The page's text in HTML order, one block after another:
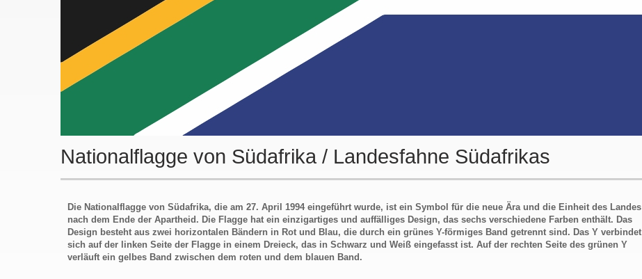
Nationalflagge von Südafrika / Landesfahne Südafrikas
Die Nationalflagge von Südafrika, die am 27. April 1994 eingeführt wurde, ist ein Symbol für die neue Ära und die Einheit des Landes
nach dem Ende der Apartheid. Die Flagge hat ein einzigartiges und auffälliges Design, das sechs verschiedene Farben enthält. Das
Design besteht aus zwei horizontalen Bändern in Rot und Blau, die durch ein grünes Y-förmiges Band getrennt sind. Das Y verbindet
sich auf der linken Seite der Flagge in einem Dreieck, das in Schwarz und Weiß eingefasst ist. Auf der rechten Seite des grünen Y
verläuft ein gelbes Band zwischen dem roten und dem blauen Band.